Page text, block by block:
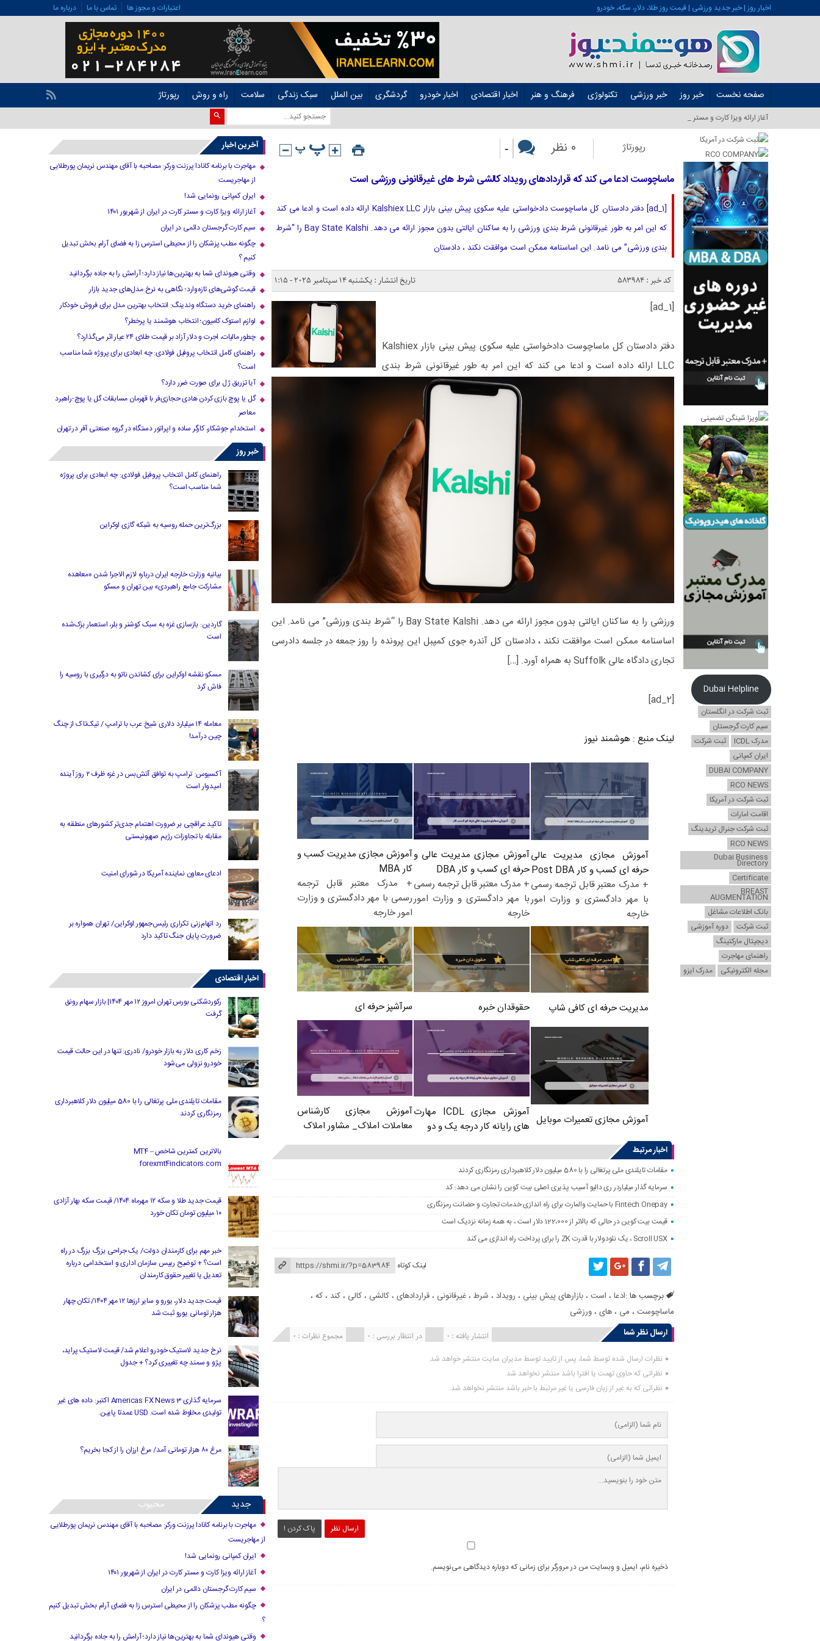
اخبار روز | خبر جدید ورزشی | قیمت روز طلا، دلار، سکه، خودرو اعتبارات و مجوز ها تماس با ما درباره ما
صفحه نخست خبر روز خبر ورزشی تکنولوژی فرهنگ و هنر اخبار اقتصادی اخبار خودرو گردشگری بین الملل سبک زندگی سلامت راه و روش رپورتاژ
آغاز ارائه ویزا کارت و مستر کارت در ایران ا_
رپورتاژ 0 نظر -
ماساچوست ادعا می کند که قراردادهای رویداد کالشی شرط های غیرقانونی ورزشی است
[ad_1] دفتر دادستان کل ماساچوست دادخواستی علیه سکوی پیش بینی بازار Kalshiex LLC ارائه داده است و ادعا می کند
که این امر به طور غیرقانونی شرط بندی ورزشی را به ساکنان ایالتی بدون مجوز ارائه می دهد. Bay State Kalshi را “شرط
بندی ورزشی” می نامد. این اساسنامه ممکن است موافقت نکند ، دادستان
کد خبر : 583984 تاریخ انتشار : یکشنبه 14 سپتامبر 2025 - 1:15
[ad_1]
دفتر دادستان کل ماساچوست دادخواستی علیه سکوی پیش بینی بازار Kalshiex
LLC ارائه داده است و ادعا می کند که این امر به طور غیرقانونی شرط بندی
ورزشی را به ساکنان ایالتی بدون مجوز ارائه می دهد. Bay State Kalshi را “شرط بندی ورزشی” می نامد. این
اساسنامه ممکن است موافقت نکند ، دادستان کل آندره جوی کمپبل این پرونده را روز جمعه در جلسه دادرسی
تجاری دادگاه عالی Suffolk به همراه آورد. […]
[ad_2]
لینک منبع : هوشمند نیوز
آموزش مجازی مدیریت عالی
حرفه ای کسب و کار Post DBA
+ مدرک معتبر قابل ترجمه رسمی
با مهر دادگستری و وزارت امور
خارجه
آموزش مجازی مدیریت عالی و
حرفه ای کسب و کار DBA
+ مدرک معتبر قابل ترجمه رسمی
با مهر دادگستری و وزارت امور
خارجه
آموزش مجازی مدیریت کسب و
کار MBA
+ مدرک معتبر قابل ترجمه
رسمی با مهر دادگستری و وزارت
امور خارجه
مدیریت حرفه ای کافی شاپ حقوقدان خبره سرآشپز حرفه ای
آموزش مجازی تعمیرات موبایل
آموزش مجازی ICDL مهارت
های رایانه کار درجه یک و دو
آموزش مجازی کارشناس
معاملات املاک_ مشاور املاک
اخبار مرتبط
مقامات تایلندی ملی پرتغالی را با 580 میلیون دلار کلاهبرداری رمزنگاری کردند
سرمایه گذار میلیاردر ری دالیو آسیب پذیری اصلی بیت کوین را نشان می دهد: کد
Fintech Onepay با حمایت والمارت برای راه اندازی خدمات تجارت و حضانت رمزنگاری
قیمت بیت کوین در حالی که بالاتر از 122،000 دلار است ، به همه زمانه نزدیک است
Scroll USX ، یک نئودولار با قدرت ZK را برای پرداخت راه اندازی می کند
لینک کوتاه
برچسب ها :ادعا ، است ،بازارهای پیش بینی ، رویداد ، شرط ،غیرقانونی ،قراردادهای ،کالشی ،کالی ،کند ،که ،
ماساچوست ، می ،های ،ورزشی
ارسال نظر شما
مجموع نظرات : 0 در انتظار بررسی : 0 انتشار یافته : 0
نظرات ارسال شده توسط شما، پس از تایید توسط مدیران سایت منتشر خواهد شد.
نظراتی که حاوی تهمت یا افترا باشد منتشر نخواهد شد.
نظراتی که به غیر از زبان فارسی یا غیر مرتبط با خبر باشد منتشر نخواهد شد.
ارسال نظر پاک کردن !
ذخیره نام، ایمیل و وبسایت من در مرورگر برای زمانی که دوباره دیدگاهی می‌نویسم.
Dubai Helpline
ثبت شرکت در انگلستان
سیم کارت گرجستان
مدرک ICDL
ثبت شرکت
ایران کمپانی
DUBAI COMPANY
RCO NEWS
ثبت شرکت در آمریکا
اقامت امارات
ثبت شرکت جنرال تریدینگ
RCO NEWS
Dubai Business
Directory
Certificate
BREAST
AUGMENTATION
بانک اطلاعات مشاغل
ثبت شرکت
دوره آموزشی
دیجیتال مارکتینگ
راهنمای مهاجرت
مجله الکترونیکی
مدرک ایزو
آخرین اخبار
مهاجرت با برنامه کانادا پرزنت ورکر: مصاحبه با آقای مهندس نریمان پورطلایی
از مهاجریست
ایران کمپانی رونمایی شد!
آغاز ارائه ویزا کارت و مستر کارت در ایران از شهریور ۱۴۰۱
سیم کارت گرجستان دائمی در ایران
چگونه مطب پزشکان را از محیطی استرس زا به فضای آرام بخش تبدیل
کنیم ؟
وقتی هیوندای شما به بهترین‌ها نیاز دارد؛ آرامش را به جاده برگردانید
قیمت گوشی‌های تازه‌وارد؛ نگاهی به نرخ مدل‌های جدید بازار
راهنمای خرید دستگاه وندینگ: انتخاب بهترین مدل برای فروش خودکار
لوازم استوک کامیون؛ انتخاب هوشمند یا پرخطر؟
چطور مالیات، اجرت و دلار آزاد بر قیمت طلای ۲۴ عیار اثر می‌گذارد؟
راهنمای کامل انتخاب پروفیل فولادی: چه ابعادی برای پروژه شما مناسب
است؟
آیا تزریق ژل برای صورت ضرر دارد​؟
گل یا پوچ بازی کردن هادی حجازی‌فر با قهرمان مسابقات گل یا پوچ-راهبرد
معاصر
استخدام جوشکار، کارگر ساده و اپراتور دستگاه در گروه صنعتی آفر در تهران
خبر روز
راهنمای کامل انتخاب پروفیل فولادی: چه ابعادی برای پروژه
شما مناسب است؟
بزرگ‌ترین حمله روسیه به شبکه گازی اوکراین
بیانیه وزارت خارجه ایران درباره لازم‌ الاجرا شدن «معاهده
مشارکت جامع راهبردی» بین تهران و مسکو
گاردین: بازسازی غزه به سبک کوشنر و بلر، استعمار بزک‌شده
است
مسکو نقشه اوکراین برای کشاندن ناتو به درگیری با روسیه را
فاش کرد
معامله ۱۴ میلیارد دلاری شیخ عرب با ترامپ / تیک‌تاک از چنگ
چین درآمد!
آکسیوس: ترامپ به توافق آتش‌بس در غزه ظرف ۲ روز آینده
امیدوار است
تاکید عراقچی بر ضرورت اهتمام جدی‌تر کشورهای منطقه به
مقابله با تجاوزات رژیم صهیونیستی
ادعای معاون نماینده آمریکا در شورای امنیت
رد اتهام‌زنی تکراری رئیس‌جمهور اوکراین/ تهران همواره بر
ضرورت پایان جنگ تاکید دارد
اخبار اقتصادی
رکوردشکنی بورس تهران امروز ۱۲ مهر ۱۴۰۴| بازار سهام رونق
گرفت
زخم کاری دلار به بازار خودرو/ نادری: تنها در این حالت قیمت
خودرو نزولی می‌شود
مقامات تایلندی ملی پرتغالی را با 580 میلیون دلار کلاهبرداری
رمزنگاری کردند
بالاترین کمترین شاخص MT4 –
forexmt4indicators.com
قیمت جدید طلا و سکه ۱۲ مهرماه ۱۴۰۴/ قیمت سکه بهار آزادی
۱۰ میلیون تومان تکان خورد
خبر مهم برای کارمندان دولت/ یک جراحی بزرگ بزرگ در راه
است؟ + توضیح رییس سازمان اداری و استخدامی درباره
تعدیل یا تغییر حقوق کارمندان
قیمت جدید دلار، یورو و سایر ارزها ۱۲ مهر ۱۴۰۴/ تکان چهار
هزار تومانی یورو ثبت شد
نرخ جدید لاستیک خودرو اعلام شد/ قیمت لاستیک پراید،
پژو و سمند چه تغییری کرد؟ + جدول
سرمایه گذاری Americas FX News 3 اکتبر: داده های غیر
تولیدی مخلوط شده است. USD عمدتا پایین.
مرغ ۸۰ هزار تومانی آمد/ مرغ ارزان را از کجا بخریم؟
جدید محبوب
مهاجرت با برنامه کانادا پرزنت ورکر: مصاحبه با آقای مهندس نریمان پورطلایی
از مهاجریست
ایران کمپانی رونمایی شد!
آغاز ارائه ویزا کارت و مستر کارت در ایران از شهریور ۱۴۰۱
سیم کارت گرجستان دائمی در ایران
چگونه مطب پزشکان را از محیطی استرس زا به فضای آرام بخش تبدیل کنیم
؟
وقتی هیوندای شما به بهترین‌ها نیاز دارد؛ آرامش را به جاده برگردانید